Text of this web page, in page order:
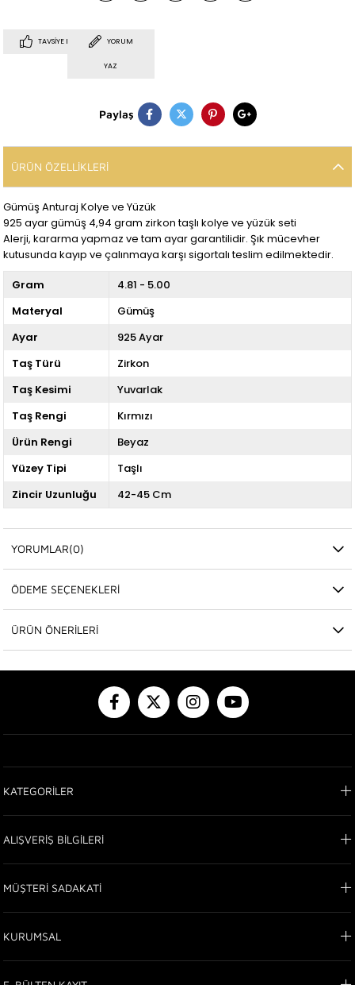
TAVSIYE ET YORUM
YAZ
Paylaş
ÜRÜN ÖZELLIKLERI
Gümüş Anturaj Kolye ve Yüzük
925 ayar gümüş 4,94 gram zirkon taşlı kolye ve yüzük seti
Alerji, kararma yapmaz ve tam ayar garantilidir. Şık mücevher
kutusunda kayıp ve çalınmaya karşı sigortalı teslim edilmektedir.
Gram
4.81 - 5.00
Materyal
Gümüş
Ayar
925 Ayar
Taş Türü
Zirkon
Taş Kesimi
Yuvarlak
Taş Rengi
Kırmızı
Ürün Rengi
Beyaz
Yüzey Tipi
Taşlı
Zincir Uzunluğu
42-45 Cm
YORUMLAR(0)
ÖDEME SEÇENEKLERI
ÜRÜN ÖNERILERI
KATEGORİLER
ALIŞVERİŞ BİLGİLERİ
MÜŞTERİ SADAKATİ
KURUMSAL